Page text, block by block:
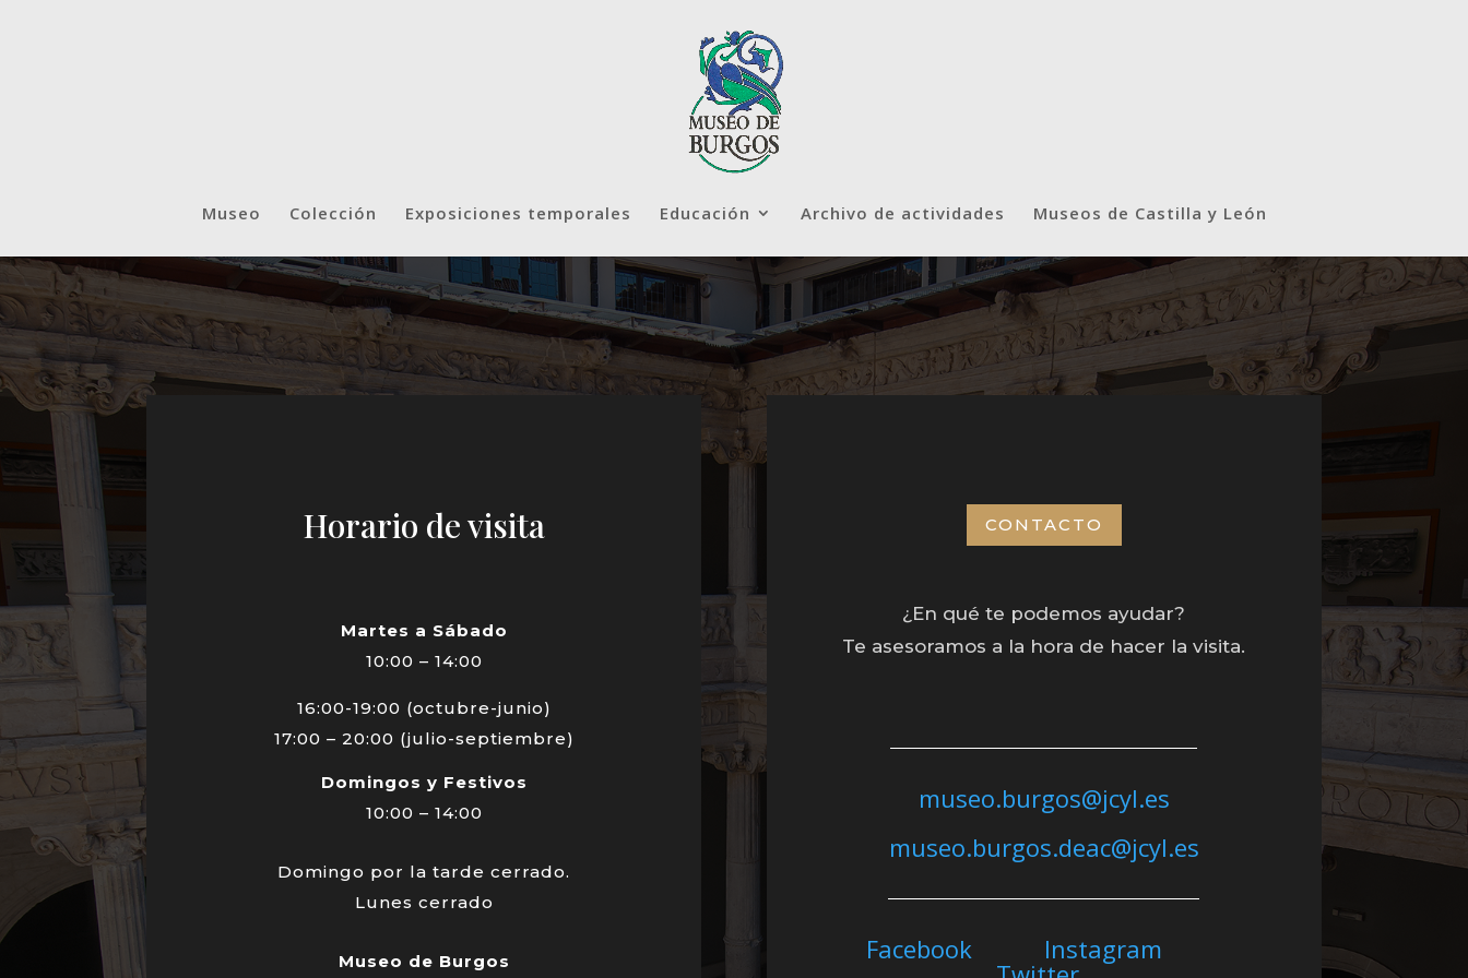
Museo Colección Exposiciones temporales Educación Archivo de actividades Museos de Castilla y León
Horario de visita
Martes a Sábado
10:00 – 14:00
16:00-19:00 (octubre-junio)
17:00 – 20:00 (julio-septiembre)
Domingos y Festivos
10:00 – 14:00
Domingo por la tarde cerrado.
Lunes cerrado
Museo de Burgos
CONTACTO
¿En qué te podemos ayudar?
Te asesoramos a la hora de hacer la visita.
museo.burgos@jcyl.es
museo.burgos.deac@jcyl.es
Facebook Instagram